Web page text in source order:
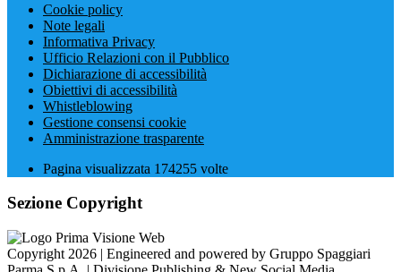
Cookie policy
Note legali
Informativa Privacy
Ufficio Relazioni con il Pubblico
Dichiarazione di accessibilità
Obiettivi di accessibilità
Whistleblowing
Gestione consensi cookie
Amministrazione trasparente
Pagina visualizzata 174255 volte
Sezione Copyright
Copyright 2026 | Engineered and powered by Gruppo Spaggiari